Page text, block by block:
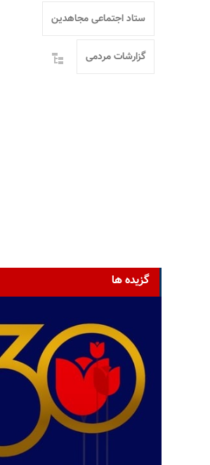
ستاد اجتماعی مجاهدین
گزارشات مردمی
گزیده ها